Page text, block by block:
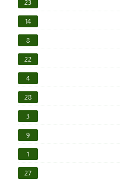
23
14
8
22
4
28
3
9
1
27